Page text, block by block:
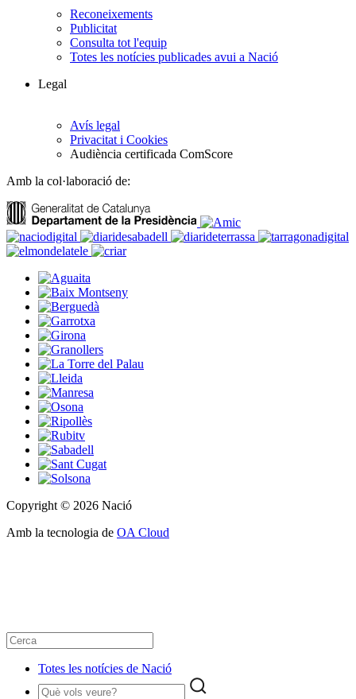
Reconeixements
Publicitat
Consulta tot l'equip
Totes les notícies publicades avui a Nació
Legal
Avís legal
Privacitat i Cookies
Audiència certificada ComScore
Amb la col·laboració de:
Copyright © 2026 Nació
Amb la tecnologia de OA Cloud
Totes les notícies de Nació